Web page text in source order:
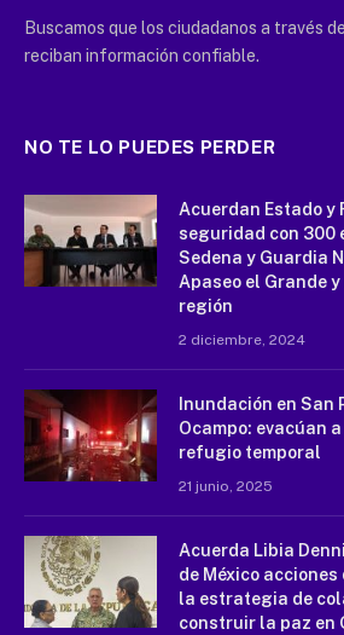
Buscamos que los ciudadanos a través
reciban información confiable.
NO TE LO PUEDES PERDER
Acuerdan Estado y
seguridad con 300
Sedena y Guardia
Apaseo el Grande
región
2 diciembre, 2024
Inundación en San
Ocampo: evacúan
refugio temporal
21 junio, 2025
Acuerda Libia
de México
la estrategia de
construir la paz en